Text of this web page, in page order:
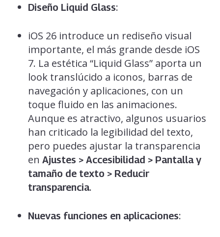
Diseño Liquid Glass:
iOS 26 introduce un rediseño visual
importante, el más grande desde iOS
7. La estética “Liquid Glass” aporta un
look translúcido a iconos, barras de
navegación y aplicaciones, con un
toque fluido en las animaciones.
Aunque es atractivo, algunos usuarios
han criticado la legibilidad del texto,
pero puedes ajustar la transparencia
en Ajustes > Accesibilidad > Pantalla y
tamaño de texto > Reducir
transparencia.
Nuevas funciones en aplicaciones: